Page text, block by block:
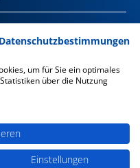
Datenschutzbestimmungen
um für Sie ein optimales
über die Nutzung
Einstellungen